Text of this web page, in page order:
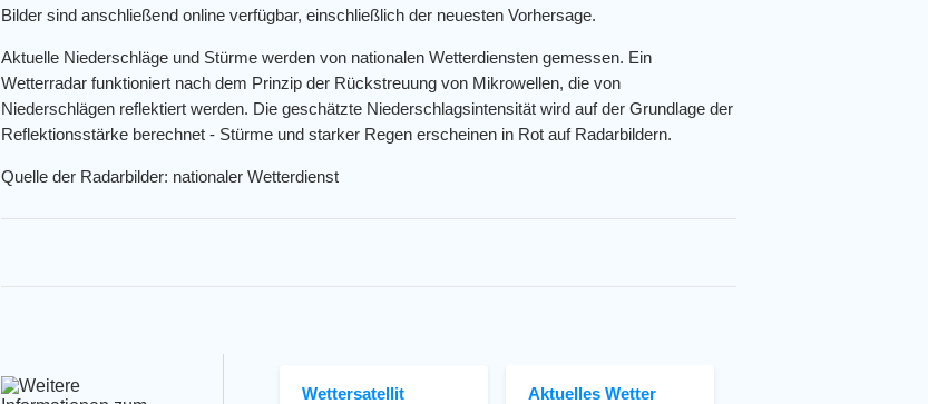
Bilder sind anschließend online verfügbar, einschließlich der neuesten Vorhersage.
Aktuelle Niederschläge und Stürme werden von nationalen Wetterdiensten gemessen. Ein
Wetterradar funktioniert nach dem Prinzip der Rückstreuung von Mikrowellen, die von
Niederschlägen reflektiert werden. Die geschätzte Niederschlagsintensität wird auf der Grundlage der
Reflektionsstärke berechnet - Stürme und starker Regen erscheinen in Rot auf Radarbildern.
Quelle der Radarbilder: nationaler Wetterdienst
Wettersatellit Aktuelles Wetter